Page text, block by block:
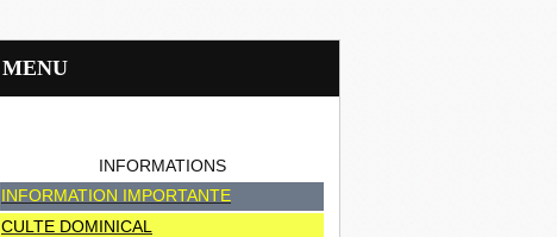
MENU
INFORMATIONS
INFORMATION IMPORTANTE
CULTE DOMINICAL